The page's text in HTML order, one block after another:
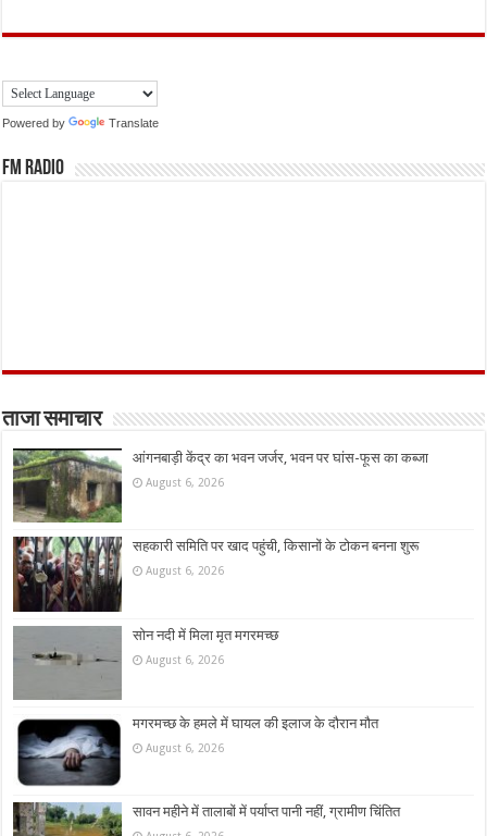
Powered by Translate
FM Radio
ताजा समाचार
आंगनबाड़ी केंद्र का भवन जर्जर, भवन पर घांस-फूस का कब्जा
August 6, 2026
सहकारी समिति पर खाद पहुंची, किसानों के टोकन बनना शुरू
August 6, 2026
सोन नदी में मिला मृत मगरमच्छ
August 6, 2026
मगरमच्छ के हमले में घायल की इलाज के दौरान मौत
August 6, 2026
सावन महीने में तालाबों में पर्याप्त पानी नहीं, ग्रामीण चिंतित